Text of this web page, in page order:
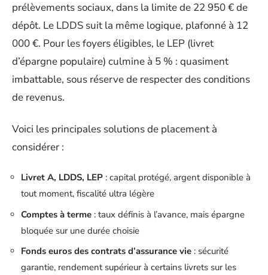
prélèvements sociaux, dans la limite de 22 950 € de
dépôt. Le LDDS suit la même logique, plafonné à 12
000 €. Pour les foyers éligibles, le LEP (livret
d’épargne populaire) culmine à 5 % : quasiment
imbattable, sous réserve de respecter des conditions
de revenus.
Voici les principales solutions de placement à
considérer :
Livret A, LDDS, LEP : capital protégé, argent disponible à
tout moment, fiscalité ultra légère
Comptes à terme : taux définis à l’avance, mais épargne
bloquée sur une durée choisie
Fonds euros des contrats d’assurance vie : sécurité
garantie, rendement supérieur à certains livrets sur les